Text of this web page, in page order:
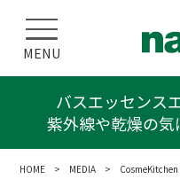
MENU
バスエッセンス
紫外線や乾燥の気
HOME > MEDIA > CosmeKitchen